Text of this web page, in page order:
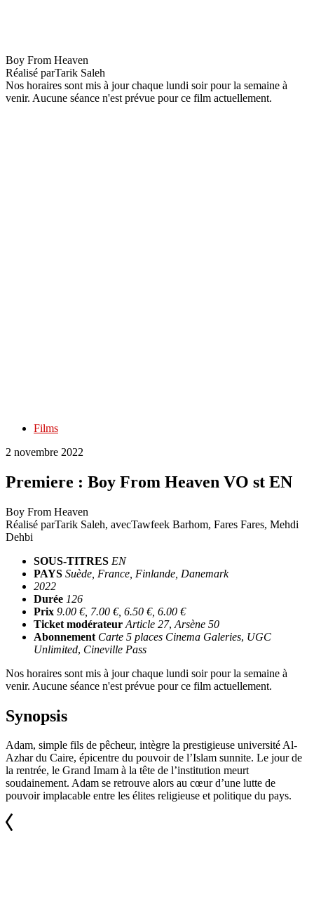
Boy From Heaven
Réalisé parTarik Saleh
Nos horaires sont mis à jour chaque lundi soir pour la semaine à
venir. Aucune séance n'est prévue pour ce film actuellement.
Films
2 novembre 2022
Premiere : Boy From Heaven VO st EN
Boy From Heaven
Réalisé parTarik Saleh, avecTawfeek Barhom, Fares Fares, Mehdi
Dehbi
SOUS-TITRES EN
PAYS Suède, France, Finlande, Danemark
2022
Durée 126
Prix 9.00 €, 7.00 €, 6.50 €, 6.00 €
Ticket modérateur Article 27, Arsène 50
Abonnement Carte 5 places Cinema Galeries, UGC
Unlimited, Cineville Pass
Nos horaires sont mis à jour chaque lundi soir pour la semaine à
venir. Aucune séance n'est prévue pour ce film actuellement.
Synopsis
Adam, simple fils de pêcheur, intègre la prestigieuse université Al-
Azhar du Caire, épicentre du pouvoir de l’Islam sunnite. Le jour de
la rentrée, le Grand Imam à la tête de l’institution meurt
soudainement. Adam se retrouve alors au cœur d’une lutte de
pouvoir implacable entre les élites religieuse et politique du pays.